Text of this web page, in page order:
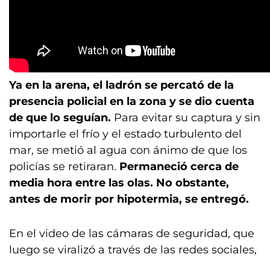
Ya en la arena, el ladrón se percató de la
presencia policial en la zona y se dio cuenta
de que lo seguían. Para evitar su captura y sin
importarle el frío y el estado turbulento del
mar, se metió al agua con ánimo de que los
policías se retiraran. Permaneció cerca de
media hora entre las olas. No obstante,
antes de morir por hipotermia, se entregó.
En el video de las cámaras de seguridad, que
luego se viralizó a través de las redes sociales,